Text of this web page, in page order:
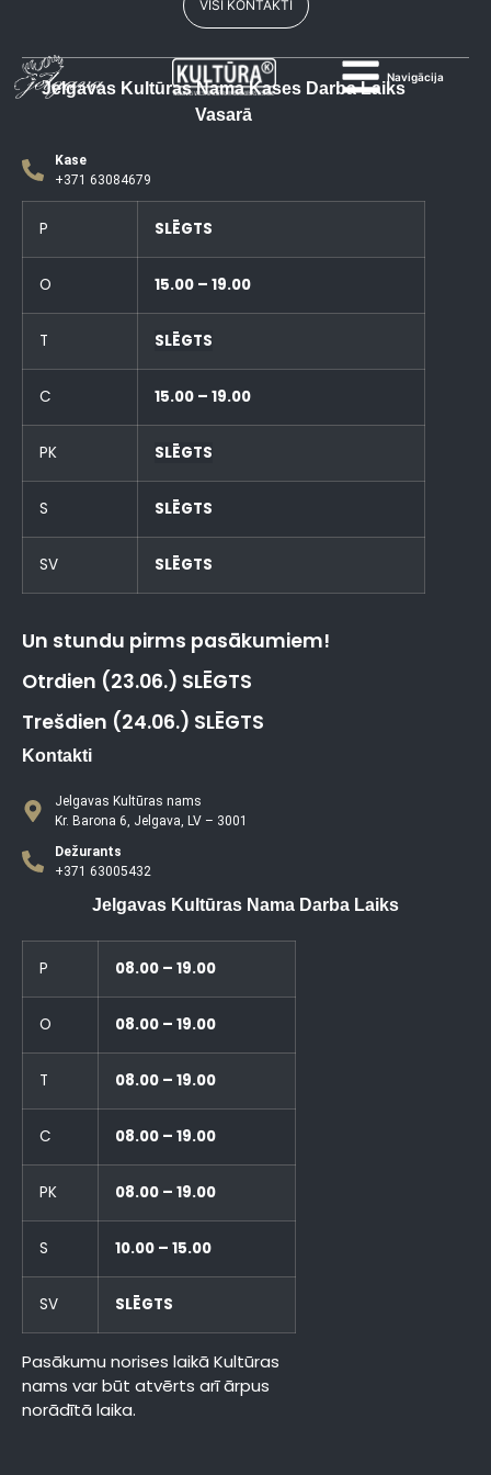
Navigācija
VISI KONTAKTI
Jelgavas Kultūras Nama Kases Darba Laiks
Vasarā
Kase
+371 63084679
P SLĒGTS
O 15.00 – 19.00
T SLĒGTS
C 15.00 – 19.00
PK SLĒGTS
S SLĒGTS
SV SLĒGTS
Un stundu pirms pasākumiem!
Otrdien (23.06.) SLĒGTS
Trešdien (24.06.) SLĒGTS
Kontakti
Jelgavas Kultūras nams
Kr. Barona 6, Jelgava, LV – 3001
Dežurants
+371 63005432
Jelgavas Kultūras Nama Darba Laiks
P 08.00 – 19.00
O 08.00 – 19.00
T 08.00 – 19.00
C 08.00 – 19.00
PK 08.00 – 19.00
S 10.00 – 15.00
SV SLĒGTS
Pasākumu norises laikā Kultūras
nams var būt atvērts arī ārpus
norādītā laika.